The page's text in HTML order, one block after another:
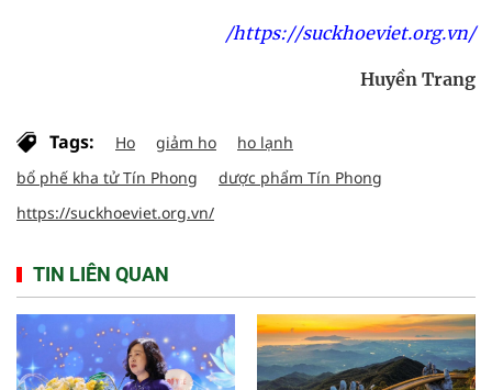
/https://suckhoeviet.org.vn/
Huyền Trang
Tags: Ho giảm ho
ho lạnh
bổ phế kha tử Tín Phong
dược phẩm Tín Phong
https://suckhoeviet.org.vn/
TIN LIÊN QUAN